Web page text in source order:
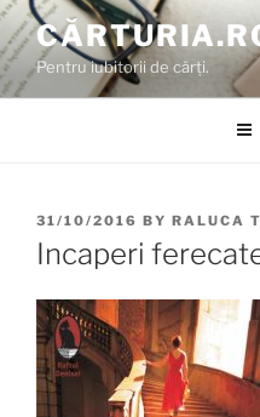
Skip
to
contentPentru iubitorii de cărți.
POSTED
ON
31/10/2016 BY RALUCA T
Incaperi